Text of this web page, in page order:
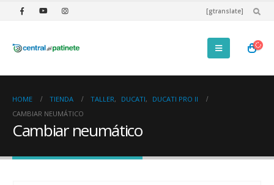
[gtranslate]
HOME TIENDA TALLER, DUCATI,
DUCATI PRO II
CAMBIAR NEUMÁTICO
Cambiar neumático